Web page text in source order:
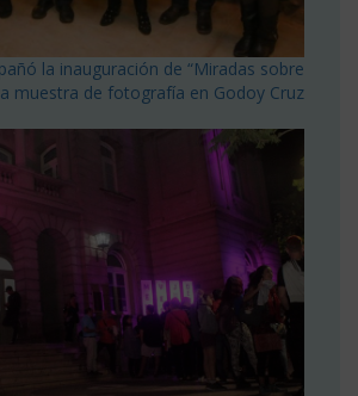
la inauguración de “Miradas sobre
muestra de fotografía en Godoy Cruz